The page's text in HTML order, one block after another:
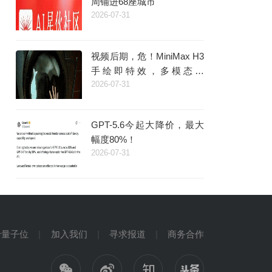
2026-07-31
视频后期，危！MiniMax H3
手绘即特效，多模态的
「Coding时刻」来了
2026-07-31
GPT-5.6今起大降价，最大
幅度80%！
2026-07-31
子位 加入我们 寻求报道 商务合作